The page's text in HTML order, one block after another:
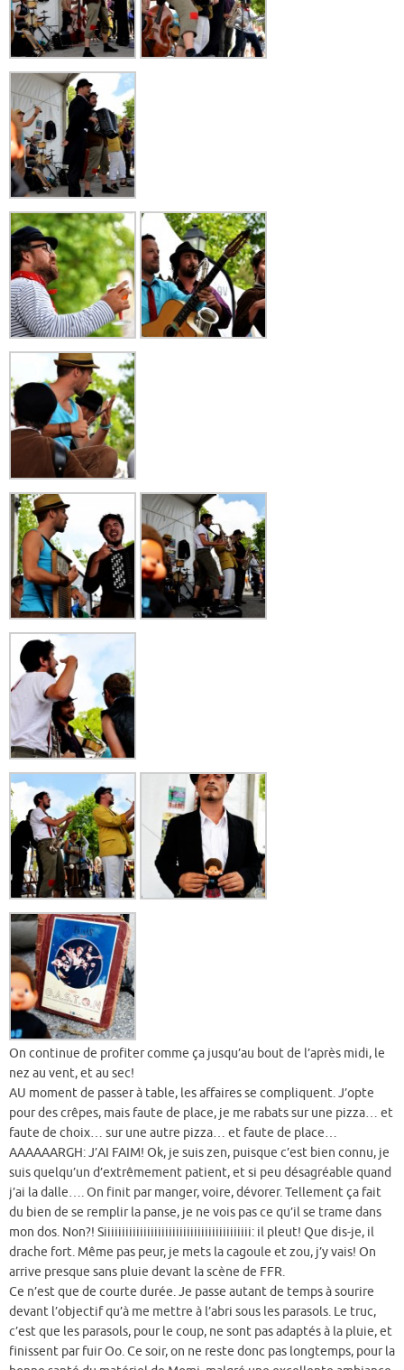
On continue de profiter comme ça jusqu’au bout de l’après midi, le
nez au vent, et au sec!
AU moment de passer à table, les affaires se compliquent. J’opte
pour des crêpes, mais faute de place, je me rabats sur une pizza… et
faute de choix… sur une autre pizza… et faute de place…
AAAAAARGH: J’AI FAIM! Ok, je suis zen, puisque c’est bien connu, je
suis quelqu’un d’extrêmement patient, et si peu désagréable quand
j’ai la dalle…. On finit par manger, voire, dévorer. Tellement ça fait
du bien de se remplir la panse, je ne vois pas ce qu’il se trame dans
mon dos. Non?! Siiiiiiiiiiiiiiiiiiiiiiiiiiiiiiiiiiiiiiiii: il pleut! Que dis-je, il
drache fort. Même pas peur, je mets la cagoule et zou, j’y vais! On
arrive presque sans pluie devant la scène de FFR.
Ce n’est que de courte durée. Je passe autant de temps à sourire
devant l’objectif qu’à me mettre à l’abri sous les parasols. Le truc,
c’est que les parasols, pour le coup, ne sont pas adaptés à la pluie, et
finissent par fuir Oo. Ce soir, on ne reste donc pas longtemps, pour la